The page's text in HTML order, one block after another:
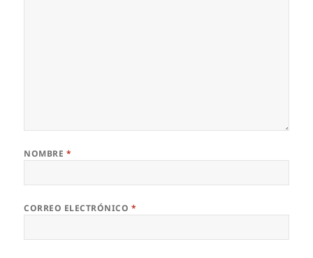
NOMBRE *
CORREO ELECTRÓNICO *